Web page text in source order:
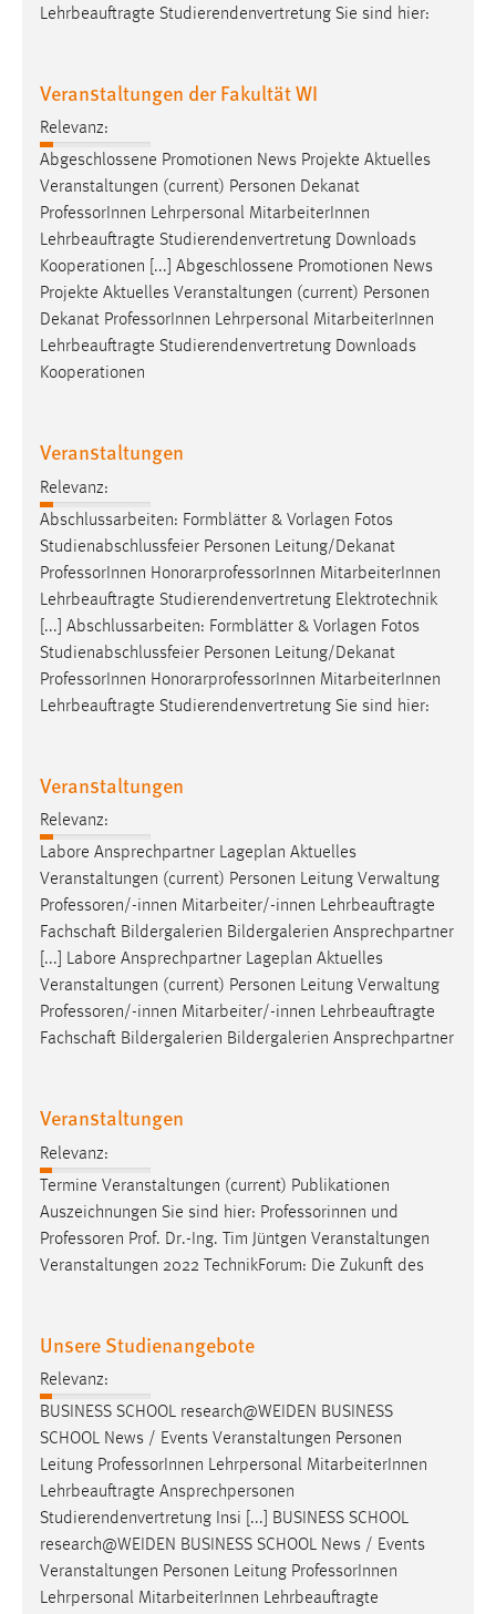
Lehrbeauftragte Studierendenvertretung Sie sind hier:
Veranstaltungen der Fakultät WI
Relevanz:
Abgeschlossene Promotionen News Projekte Aktuelles
Veranstaltungen (current) Personen Dekanat
ProfessorInnen Lehrpersonal MitarbeiterInnen
Lehrbeauftragte Studierendenvertretung Downloads
Kooperationen [...] Abgeschlossene Promotionen News
Projekte Aktuelles Veranstaltungen (current) Personen
Dekanat ProfessorInnen Lehrpersonal MitarbeiterInnen
Lehrbeauftragte Studierendenvertretung Downloads
Kooperationen
Veranstaltungen
Relevanz:
Abschlussarbeiten: Formblätter & Vorlagen Fotos
Studienabschlussfeier Personen Leitung/Dekanat
Professor Innen HonorarprofessorInnen MitarbeiterInnen
Lehrbeauftragte Studierendenvertretung Elektrotechnik
[...] Abschlussarbeiten: Formblätter & Vorlagen Fotos
Studienabschlussfeier Personen Leitung/Dekanat
Professor Innen HonorarprofessorInnen MitarbeiterInnen
Lehrbeauftragte Studierendenvertretung Sie sind hier:
Veranstaltungen
Relevanz:
Labore Ansprechpartner Lageplan Aktuelles
Veranstaltungen (current) Personen Leitung Verwaltung
Professoren/-innen Mitarbeiter/-innen Lehrbeauftragte
Fachschaft Bildergalerien Bildergalerien Ansprechpartner
[...] Labore Ansprechpartner Lageplan Aktuelles
Veranstaltungen (current) Personen Leitung Verwaltung
Professoren/-innen Mitarbeiter/-innen Lehrbeauftragte
Fachschaft Bildergalerien Bildergalerien Ansprechpartner
Veranstaltungen
Relevanz:
Termine Veranstaltungen (current) Publikationen
Auszeichnungen Sie sind hier: Professorinnen und
Professoren Prof. Dr.-Ing. Tim Jüntgen Veranstaltungen
Veranstaltungen 2022 TechnikForum: Die Zukunft des
Unsere Studienangebote
Relevanz:
BUSINESS SCHOOL research@WEIDEN BUSINESS
SCHOOL News / Events Veranstaltungen Personen
Leitung Professor Innen Lehrpersonal MitarbeiterInnen
Lehrbeauftragte Ansprechpersonen
Studierendenvertretung Insi [...] BUSINESS SCHOOL
research@WEIDEN BUSINESS SCHOOL News / Events
Veranstaltungen Personen Leitung Professor Innen
Lehrpersonal MitarbeiterInnen Lehrbeauftragte